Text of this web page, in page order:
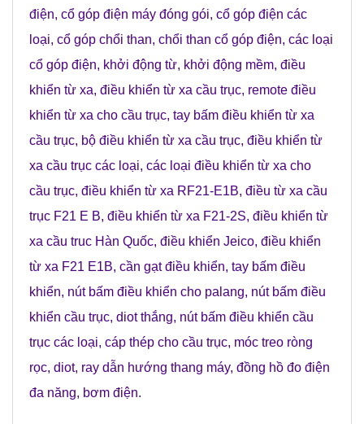
điện, cổ góp điện máy đóng gói, cổ góp điện các
loại, cổ góp chổi than, chổi than cổ góp điện, các loại
cổ góp điện, khởi động từ, khởi động mềm, điều
khiển từ xa, điều khiển từ xa cầu trục, remote điều
khiển từ xa cho cầu trục, tay bấm điều khiển từ xa
cầu trục, bộ điều khiển từ xa cầu trục, điều khiển từ
xa cầu trục các loại, các loại điều khiển từ xa cho
cầu trục, điều khiển từ xa RF21-E1B, điều từ xa cầu
trục F21 E B, điều khiển từ xa F21-2S, điều khiển từ
xa cầu truc Hàn Quốc, điều khiển Jeico, điều khiển
từ xa F21 E1B, cần gạt điều khiển, tay bấm điều
khiển, nút bấm điều khiển cho palang, nút bấm điều
khiển cầu trục, diot thắng, nút bấm điều khiển cầu
trục các loại, cáp thép cho cầu trục, móc treo ròng
rọc, diot, ray dẫn hướng thang máy, đồng hồ đo điện
đa năng, bơm điện.